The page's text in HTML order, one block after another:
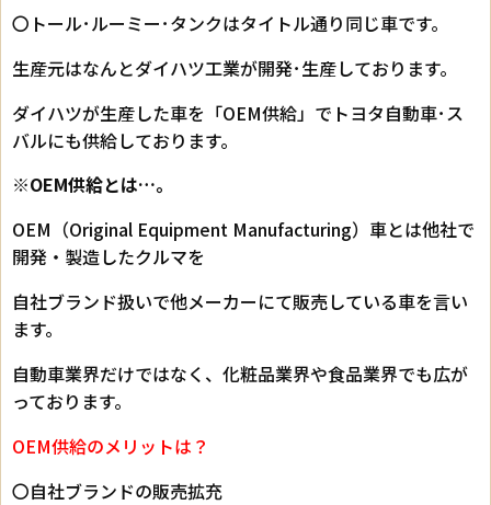
〇トール･ルーミー･タンクはタイトル通り同じ車です。
生産元はなんとダイハツ工業が開発･生産しております。
ダイハツが生産した車を「OEM供給」でトヨタ自動車･ス
バルにも供給しております。
※OEM供給とは…。
OEM（Original Equipment Manufacturing）車とは他社で
開発・製造したクルマを
自社ブランド扱いで他メーカーにて販売している車を言い
ます。
自動車業界だけではなく、化粧品業界や食品業界でも広が
っております。
OEM供給のメリットは？
〇自社ブランドの販売拡充